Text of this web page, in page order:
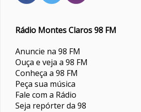
Rádio Montes Claros 98 FM
Anuncie na 98 FM
Ouça e veja a 98 FM
Conheça a 98 FM
Peça sua música
Fale com a Rádio
Seja repórter da 98